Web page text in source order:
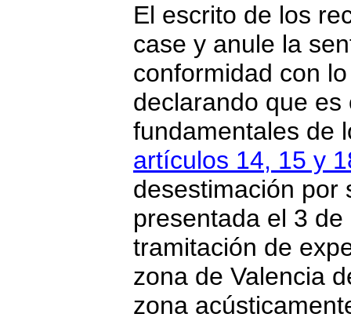
El escrito de los
case y anule la
conformidad con
declarando que
fundamentales de
artículos 14, 15 y
desestimación por
presentada el 3
tramitación de
zona de Valencia
zona